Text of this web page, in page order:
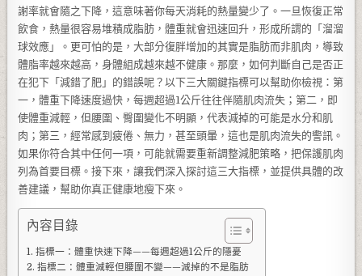
謝率就會隨之下降，這意味著你每天消耗的熱量變少了。一旦恢復正常
飲食，熱量很容易堆積成脂肪，體重就會迅速回升，形成所謂的「溜溜
球效應」。更可怕的是，大部分復胖增加的其實是脂肪而非肌肉，導致
體脂率越來越高，身體組成越來越不健康。那麼，如何判斷自己是否正
在犯下「減錯了肥」的錯誤呢？以下三大關鍵指標可以幫助你檢視：第
一，體重下降速度過快，每週超過1公斤往往伴隨肌肉流失；第二，即
使體重減輕，但腰圍、臀圍變化不明顯，代表減掉的可能是水分和肌
肉；第三，經常感到疲倦、無力，甚至頭暈，這也是肌肉流失的警訊。
如果你符合其中任何一項，可能就需要重新調整減肥策略，把保護肌肉
列為首要目標。接下來，讓我們深入探討這三大指標，並提供具體的改
善建議，幫助你真正健康地瘦下來。
內容目錄
指標一：體重快速下降——每週超過1公斤的隱憂
指標二：體重減輕但腰圍不變——減掉的不是脂肪